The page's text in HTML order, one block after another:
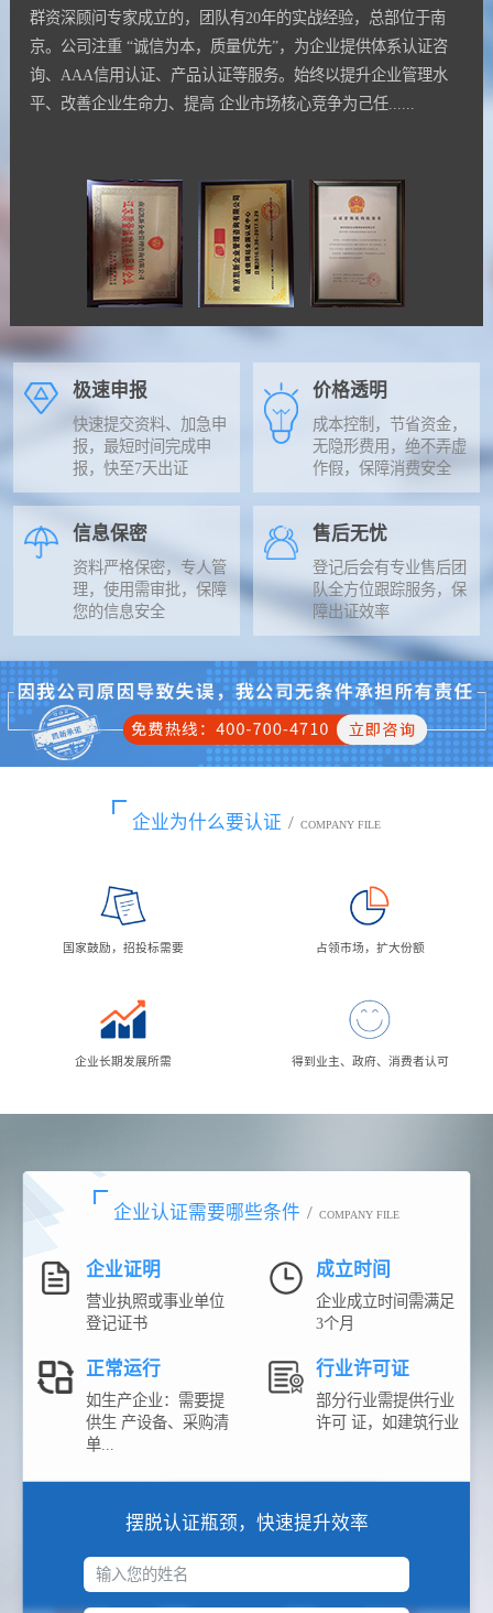
群资深顾问专家成立的，团队有20年的实战经验，总部位于南
京。公司注重 “诚信为本，质量优先”，为企业提供体系认证咨
询、AAA信用认证、产品认证等服务。始终以提升企业管理水
平、改善企业生命力、提高 企业市场核心竞争为己任......
极速申报
快速提交资料、加急申
报，最短时间完成申
报，快至7天出证
价格透明
成本控制，节省资金，
无隐形费用，绝不弄虚
作假，保障消费安全
信息保密
资料严格保密，专人管
理，使用需审批，保障
您的信息安全
售后无忧
登记后会有专业售后团
队全方位跟踪服务，保
障出证效率
企业为什么要认证 / COMPANY FILE
国家鼓励，招投标需要 占领市场，扩大份额
企业长期发展所需 得到业主、政府、消费者认可
企业认证需要哪些条件 / COMPANY FILE
企业证明
营业执照或事业单位
登记证书
成立时间
企业成立时间需满足
3个月
正常运行
如生产企业：需要提
供生 产设备、采购清
单...
行业许可证
部分行业需提供行业
许可 证，如建筑行业
摆脱认证瓶颈，快速提升效率
输入您的姓名